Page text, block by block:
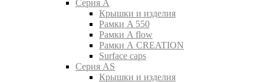
Серия A
Крышки и изделия
Рамки A 550
Рамки A flow
Рамки A CREATION
Surface caps
Серия AS
Крышки и изделия